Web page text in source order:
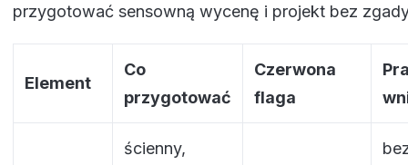
przygotować sensowną wycenę i projekt bez
Element
Co
przygotować
Czerwona
flaga
ścienny,